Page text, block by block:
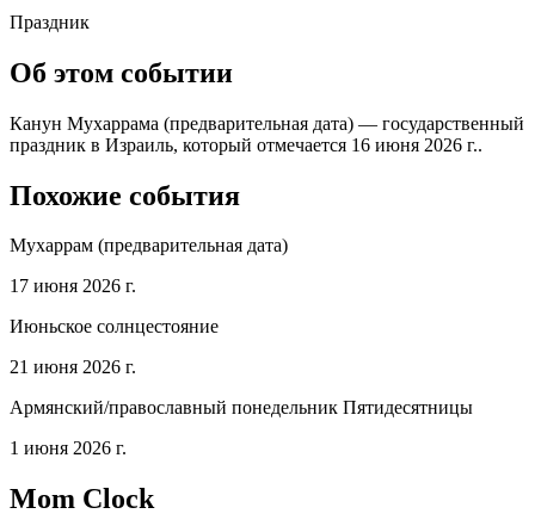
Праздник
Об этом событии
Канун Мухаррама (предварительная дата) — государственный
праздник в Израиль, который отмечается 16 июня 2026 г..
Похожие события
Мухаррам (предварительная дата)
17 июня 2026 г.
Июньское солнцестояние
21 июня 2026 г.
Армянский/православный понедельник Пятидесятницы
1 июня 2026 г.
Mom Clock